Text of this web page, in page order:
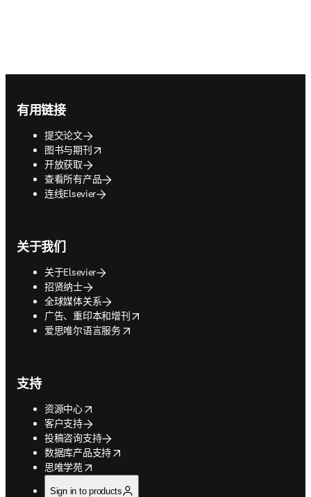
有用链接
提交论文
图书与期刊
opens in new tab/window
开放获取
查看所有产品
连线Elsevier
关于我们
关于Elsevier
招贤纳士
全球媒体关系
广告、重印本和增刊
opens in new tab/window
爱思唯尔语言服务
opens in new tab/window
支持
资源中心
opens in new tab/window
客户支持
投稿咨询支持
数据库产品支持
opens in new tab/window
思唯学苑
opens in new tab/window
Sign in to products